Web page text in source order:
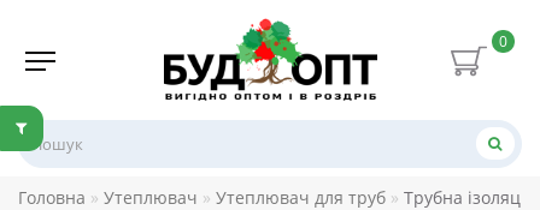
0
Головна Утеплювач Утеплювач для труб Трубна